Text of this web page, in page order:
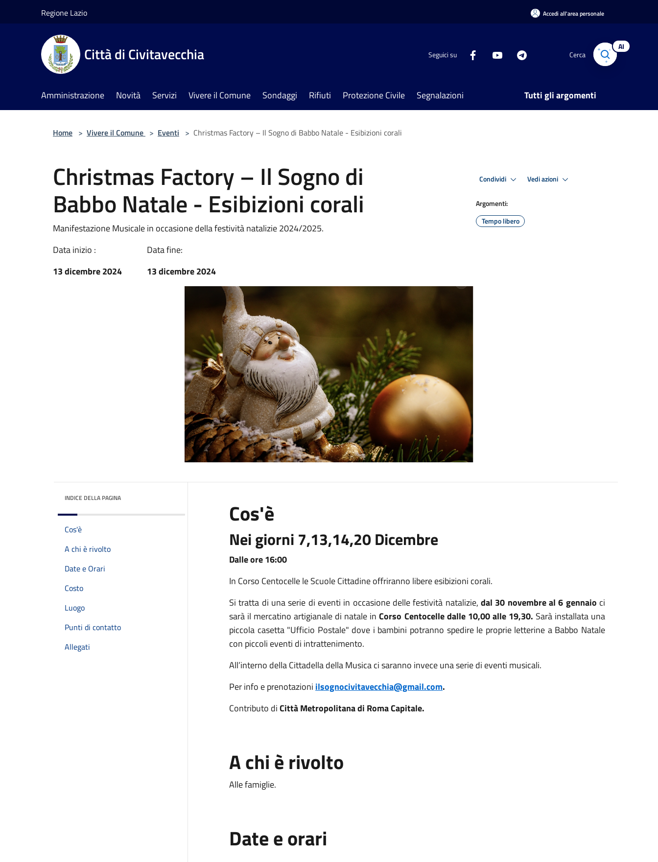
Regione Lazio Accedi all'area personale
Città di Civitavecchia Seguici su Cerca
AI
Amministrazione Novità Servizi Vivere il Comune Sondaggi Rifiuti Protezione Civile Segnalazioni Tutti gli argomenti
Home > Vivere il Comune > Eventi > Christmas Factory – Il Sogno di Babbo Natale - Esibizioni corali
Christmas Factory – Il Sogno di
Babbo Natale - Esibizioni corali
Manifestazione Musicale in occasione della festività natalizie 2024/2025.
Data inizio :
13 dicembre 2024
Data fine:
13 dicembre 2024
Condividi Vedi azioni
Argomenti:
Tempo libero
INDICE DELLA PAGINA
Cos'è
A chi è rivolto
Date e Orari
Costo
Luogo
Punti di contatto
Allegati
Cos'è
Nei giorni 7,13,14,20 Dicembre
Dalle ore 16:00
In Corso Centocelle le Scuole Cittadine offriranno libere esibizioni corali.
Si tratta di una serie di eventi in occasione delle festività natalizie, dal 30 novembre al 6 gennaio ci
sarà il mercatino artigianale di natale inCorso Centocelle dalle 10,00 alle 19,30. Sarà installata una
piccola casetta "Ufficio Postale" dove i bambini potranno spedire le proprie letterine a Babbo Natale
con piccoli eventi di intrattenimento.
All’interno della Cittadella della Musica ci saranno invece una serie di eventi musicali.
Per info e prenotazioni ilsognocivitavecchia@gmail.com.
Contributo diCittà Metropolitana di Roma Capitale.
A chi è rivolto
Alle famiglie.
Date e orari